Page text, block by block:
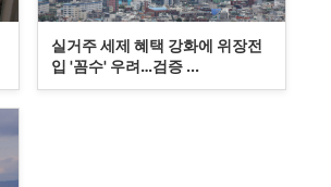
실거주 세제 혜택 강화에 위장전
입 '꼼수' 우려…검증 ...